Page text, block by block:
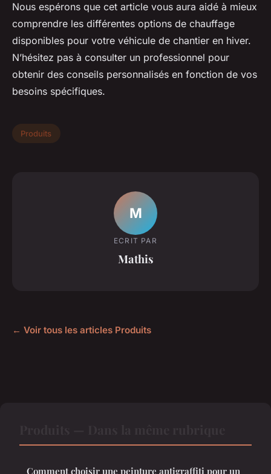
Nous espérons que cet article vous aura aidé à mieux
comprendre les différentes options de chauffage
disponibles pour votre véhicule de chantier en hiver.
N’hésitez pas à consulter un professionnel pour
obtenir des conseils personnalisés en fonction de vos
besoins spécifiques.
Produits
M
ECRIT PAR
Mathis
← Voir tous les articles Produits
Comment choisir une peinture antigraffiti pour un